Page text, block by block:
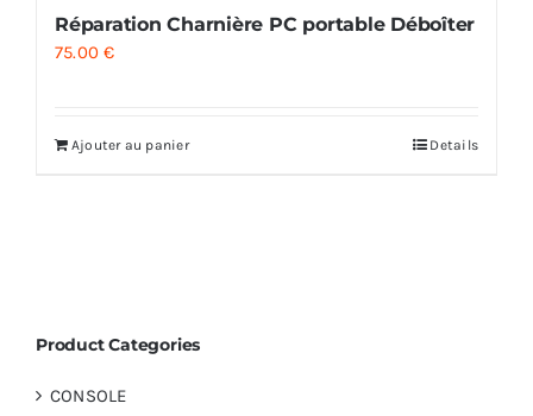
Réparation Charnière PC portable Déboîter
75.00€
Ajouter au panier Details
Product Categories
CONSOLE